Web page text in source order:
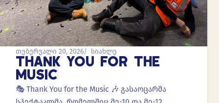
თებერვალი 20, 2026 სიახლე
THANK YOU FOR THE
MUSIC
🎭 Thank You for the Music 🎶 გასაოცარმა